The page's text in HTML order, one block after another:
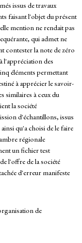
issus de travaux
faisant l'objet du présent
mention ne rendait pas
qui admet ne
contester la note de zéro
l'appréciation des
éléments permettant
à apprécier le savoir-
similaires à ceux du
la société
d'échantillons, issus
qu'a choisi de le faire
régionale
un fichier test
l'offre de la société
d'erreur manifeste
de